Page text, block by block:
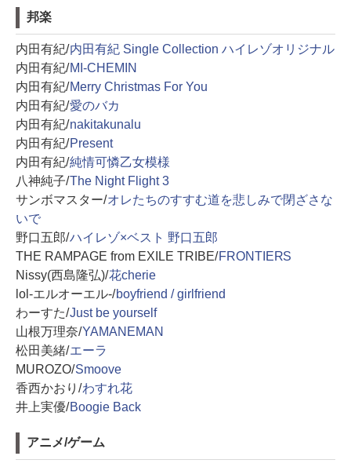
邦楽
内田有紀/内田有紀 Single Collection ハイレゾオリジナル
内田有紀/MI-CHEMIN
内田有紀/Merry Christmas For You
内田有紀/愛のバカ
内田有紀/nakitakunalu
内田有紀/Present
内田有紀/純情可憐乙女模様
八神純子/The Night Flight 3
サンボマスター/オレたちのすすむ道を悲しみで閉ざさな
いで
野口五郎/ハイレゾ×ベスト 野口五郎
THE RAMPAGE from EXILE TRIBE/FRONTIERS
Nissy(西島隆弘)/花cherie
lol-エルオーエル-/boyfriend / girlfriend
わーすた/Just be yourself
山根万理奈/YAMANEMAN
松田美緒/エーラ
MUROZO/Smoove
香西かおり/わすれ花
井上実優/Boogie Back
アニメ/ゲーム